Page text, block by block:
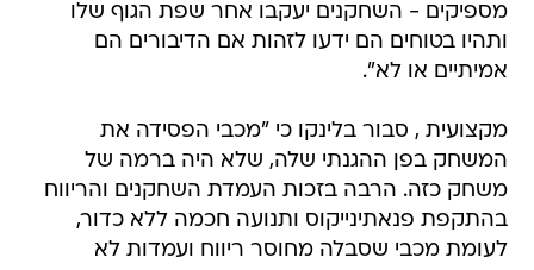
מספיקים - השחקנים יעקבו אחר שפת הגוף שלו
ותהיו בטוחים הם ידעו לזהות אם הדיבורים הם
אמיתיים או לא".
מקצועית , סבור בלינקו כי "מכבי הפסידה את
המשחק בפן ההגנתי שלה, שלא היה ברמה של
משחק כזה. הרבה בזכות העמדת השחקנים והריווח
בהתקפת פנאתינייקוס ותנועה חכמה ללא כדור,
לעומת מכבי שסבלה מחוסר ריווח ועמדות לא